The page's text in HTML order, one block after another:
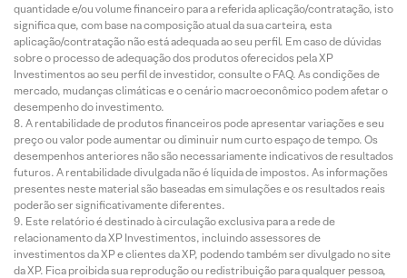
quantidade e/ou volume financeiro para a referida aplicação/contratação, isto
significa que, com base na composição atual da sua carteira, esta
aplicação/contratação não está adequada ao seu perfil. Em caso de dúvidas
sobre o processo de adequação dos produtos oferecidos pela XP
Investimentos ao seu perfil de investidor, consulte o FAQ. As condições de
mercado, mudanças climáticas e o cenário macroeconômico podem afetar o
desempenho do investimento.
A rentabilidade de produtos financeiros pode apresentar variações e seu
preço ou valor pode aumentar ou diminuir num curto espaço de tempo. Os
desempenhos anteriores não são necessariamente indicativos de resultados
futuros. A rentabilidade divulgada não é líquida de impostos. As informações
presentes neste material são baseadas em simulações e os resultados reais
poderão ser significativamente diferentes.
Este relatório é destinado à circulação exclusiva para a rede de
relacionamento da XP Investimentos, incluindo assessores de
investimentos da XP e clientes da XP, podendo também ser divulgado no site
da XP. Fica proibida sua reprodução ou redistribuição para qualquer pessoa,